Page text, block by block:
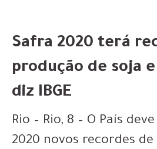
Safra 2020 terá
produção de soja
diz IBGE
Rio – Rio, 8 – O País
2020 novos recordes